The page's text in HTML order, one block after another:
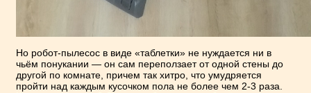
Но робот-пылесос в виде «таблетки» не нуждается ни в
чьём понукании — он сам переползает от одной стены до
другой по комнате, причем так хитро, что умудряется
пройти над каждым кусочком пола не более чем 2-3 раза.